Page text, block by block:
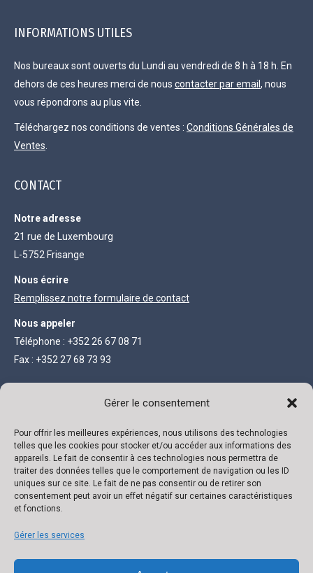
Gérer le consentement
Pour offrir les meilleures expériences, nous utilisons des technologies
telles que les cookies pour stocker et/ou accéder aux informations des
appareils. Le fait de consentir à ces technologies nous permettra de
traiter des données telles que le comportement de navigation ou les ID
uniques sur ce site. Le fait de ne pas consentir ou de retirer son
consentement peut avoir un effet négatif sur certaines caractéristiques
et fonctions.
Gérer les services
INFORMATIONS UTILES
Nos bureaux sont ouverts du Lundi au vendredi de 8 h à 18 h. En
dehors de ces heures merci de nous contacter par email , nous
vous répondrons au plus vite.
Téléchargez nos conditions de ventes : Conditions Générales de
Ventes
CONTACT
Notre adresse
21 rue de Luxembourg
L-5752 Frisange
Nous écrire
Remplissez notre formulaire de contact
Nous appeler
Téléphone : +352 26 67 08 71
Fax : +352 27 68 73 93
INFORMATIONS LÉGALES
Société anonyme au capital de 111 300 €
R.C. Luxembourg B 118719
Autorisation N° 136879/2
VAT N° LU 22332726
Banque : ING
IBAN : LU02 0141 0443 4790 0000 / BIC CELLLULL